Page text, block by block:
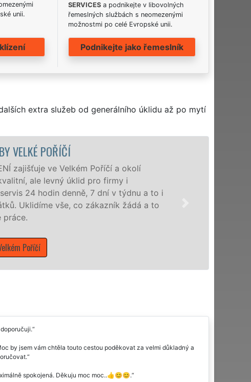
unii.
SERVICES a podnikejte v libovolných
řemeslných službách s neomezenými
možnostmi po celé Evropské unii.
Podnikejte jako řemeslník
extra služeb od generálního úklidu až po mytí
Naše společnost EXTRA UKLÍZENÍ
profesionální úklidové služby NON-
nabízíme pro všechny obchodní
domácnosti v celém Královéhradeckém
by jsem vám chtěla touto cestou poděkovat za velmi důkladný a
spokojená. Děkuju moc moc..👍😊😊.